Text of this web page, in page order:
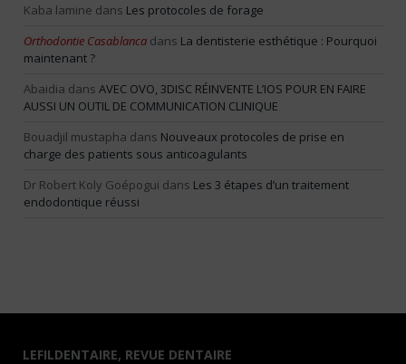
Kaba lamine dans Les protocoles de forage
Orthodontie Casablanca dans La dentisterie esthétique : Pourquoi
maintenant ?
Abaidia dans AVEC OVO, 3DISC RÉINVENTE L’IOS POUR EN FAIRE
AUSSI UN OUTIL DE COMMUNICATION CLINIQUE
Bouadjil mustapha dans Nouveaux protocoles de prise en
charge des patients sous anticoagulants
Dr Robert Koly Goépogui dans Les 3 étapes d’un traitement
endodontique réussi
LEFILDENTAIRE, REVUE DENTAIRE